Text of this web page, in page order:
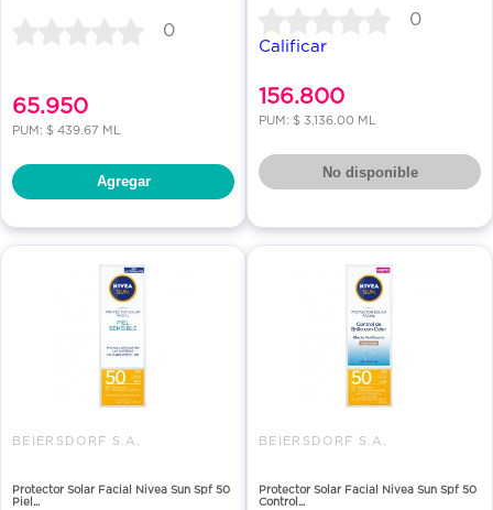
0
65.950
PUM: $ 439.67 ML
Agregar
0
Calificar
156.800
PUM: $ 3,136.00 ML
No disponible
BEIERSDORF S.A.
Protector Solar Facial Nivea Sun Spf 50
Piel...
BEIERSDORF S.A.
Protector Solar Facial Nivea Sun Spf 50
Control...